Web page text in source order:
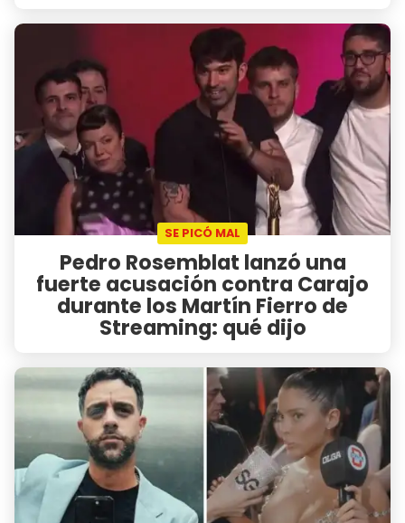
SE PICÓ MAL
Pedro Rosemblat lanzó una
fuerte acusación contra Carajo
durante los Martín Fierro de
Streaming: qué dijo